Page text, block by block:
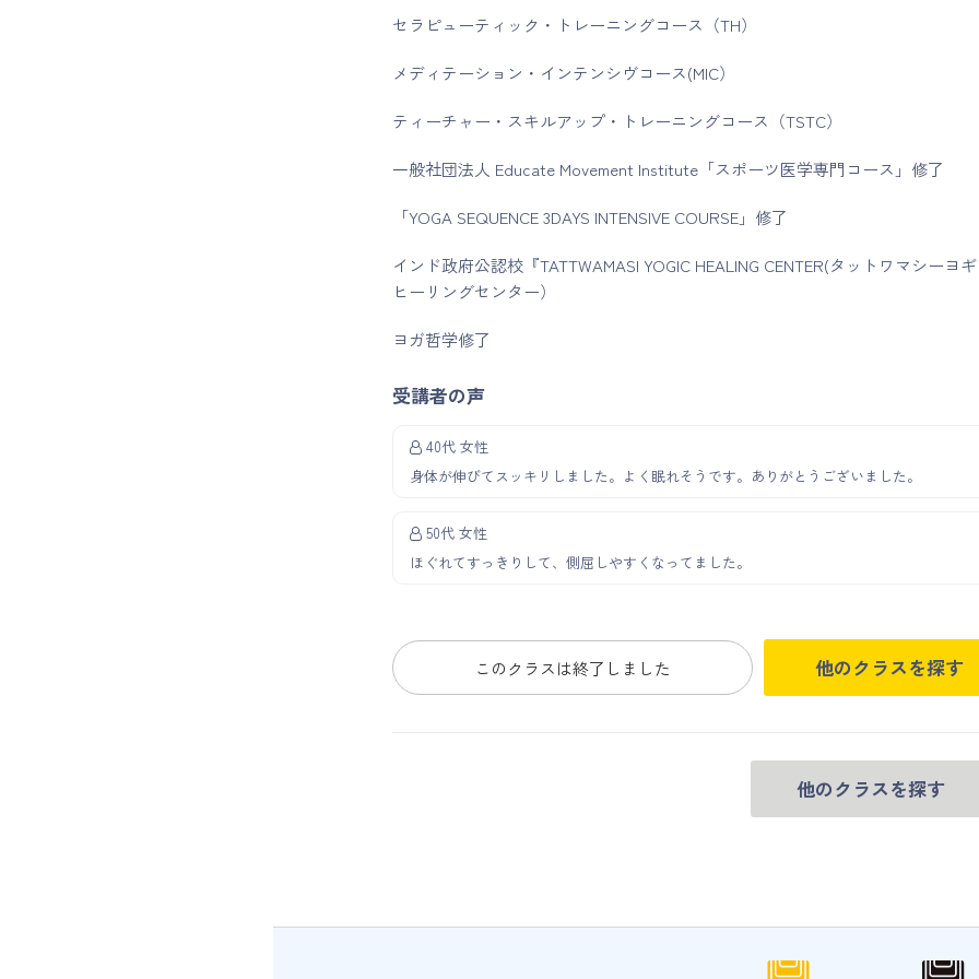
セラピューティック・トレーニングコース（TH）
メディテーション・インテンシヴコース(MIC）
ティーチャー・スキルアップ・トレーニングコース（TSTC）
一般社団法人 Educate Movement Institute「スポーツ医学専門コース」修了
「YOGA SEQUENCE 3DAYS INTENSIVE COURSE」修了
インド政府公認校『TATTWAMASI YOGIC HEALING CENTER(タットワマシーヨ
ヒーリングセンター）
ヨガ哲学修了
受講者の声
40代 女性
身体が伸びてスッキリしました。よく眠れそうです。ありがとうございました。
50代 女性
ほぐれてすっきりして、側屈しやすくなってました。
このクラスは終了しました 他のクラスを探す
他のクラスを探す